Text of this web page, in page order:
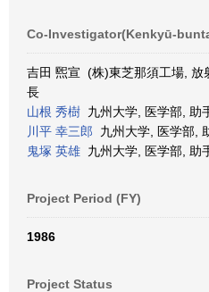
Co-Investigator(Kenkyū-
吉田 煕宣 (株)東芝那須工場, 放
長
山根 秀樹 九州大学, 医学部, 助
川平 幸三郎 九州大学, 医学部,
鬼塚 英雄 九州大学, 医学部, 助
Project Period (FY)
1986
Project Status